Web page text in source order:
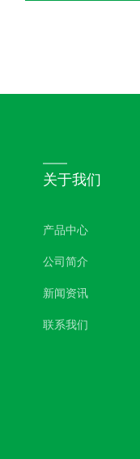
关于我们
产品中心
公司简介
新闻资讯
联系我们